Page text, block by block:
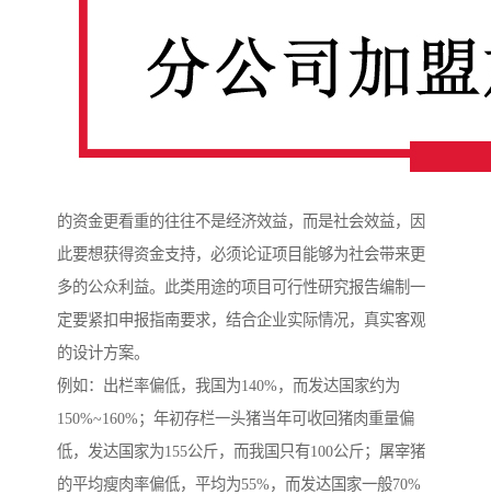
的资金更看重的往往不是经济效益，而是社会效益，因
此要想获得资金支持，必须论证项目能够为社会带来更
多的公众利益。此类用途的项目可行性研究报告编制一
定要紧扣申报指南要求，结合企业实际情况，真实客观
的设计方案。
例如：出栏率偏低，我国为140%，而发达国家约为
150%~160%；年初存栏一头猪当年可收回猪肉重量偏
低，发达国家为155公斤，而我国只有100公斤；屠宰猪
的平均瘦肉率偏低，平均为55%，而发达国家一般70%